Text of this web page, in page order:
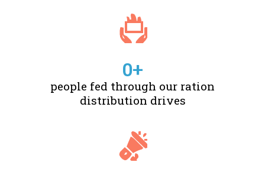
people fed through our ration
distribution drives
0+